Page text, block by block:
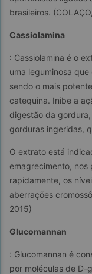
brasileiros.
Cassiolamina
: Cassiolamina é o
uma leguminosa
sendo o mais
catequina. Inibe a
digestão da
gorduras ingeridas,
O extrato está
emagrecimento,
rapidamente, os
aberrações
2015)
Glucomannan
: Glucomannan é
por moléculas de D-